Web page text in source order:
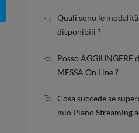
Quali sono le
disponibili ?
Posso AGGIUNGERE
MESSA On Line ?
Cosa succede se
mio Piano Streaming